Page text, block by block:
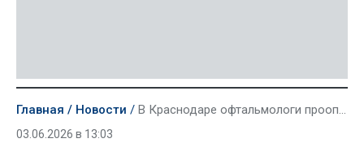
Главная Новости В Краснодаре офтальмологи прооперируют 14 пациентов из Херсонской области
03.06.2026 в 13:03